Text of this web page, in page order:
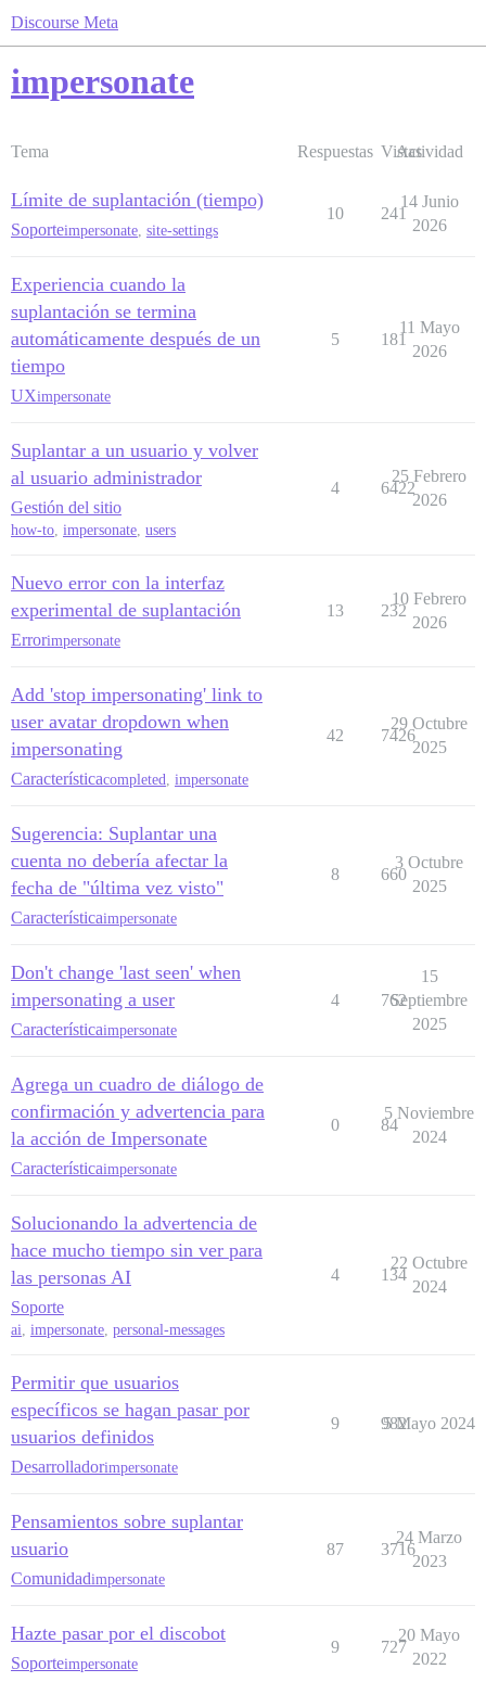
Discourse Meta
impersonate
Tema Respuestas Vistas
Actividad
Límite de suplantación (tiempo)
Soporteimpersonate site-settings
10 241
14 Junio
2026
Experiencia cuando la
suplantación se termina
automáticamente después de un
tiempo
UXimpersonate
5 181
11 Mayo
2026
Suplantar a un usuario y volver
al usuario administrador
Gestión del sitio
how-to, impersonate, users
4 6422
25 Febrero
2026
Nuevo error con la interfaz
experimental de suplantación
Errorimpersonate
13 232
10 Febrero
2026
Add 'stop impersonating' link to
user avatar dropdown when
impersonating
Característicacompleted impersonate
42 7426
29 Octubre
2025
Sugerencia: Suplantar una
cuenta no debería afectar la
fecha de "última vez visto"
Característicaimpersonate
8 660
3 Octubre
2025
Don't change 'last seen' when
impersonating a user
Característicaimpersonate
4 762
15
Septiembre
2025
Agrega un cuadro de diálogo de
confirmación y advertencia para
la acción de Impersonate
Característicaimpersonate
0 84
5 Noviembre
2024
Solucionando la advertencia de
hace mucho tiempo sin ver para
las personas AI
Soporte
ai, impersonate, personal-messages
4 134
22 Octubre
2024
Permitir que usuarios
específicos se hagan pasar por
usuarios definidos
Desarrolladorimpersonate
9 982
5 Mayo 2024
Pensamientos sobre suplantar
usuario
Comunidadimpersonate
87 3716
24 Marzo
2023
Hazte pasar por el discobot
Soporteimpersonate
9 727
20 Mayo
2022